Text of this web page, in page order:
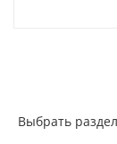
Выбрать